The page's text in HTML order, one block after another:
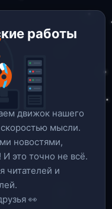
работы
движок нашего
мысли.
новостями,
это точно не всё.
читателей и
👀